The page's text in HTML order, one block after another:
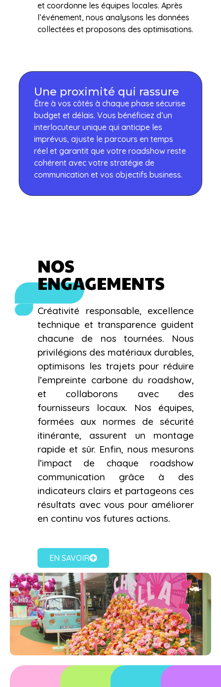
et coordonne les équipes locales. Après
l’événement, nous analysons les données
collectées et proposons des optimisations.
Une proximité qui rassure
Être à vos côtés à chaque phase sécurise
budget et délais. Vous bénéficiez d’un
interlocuteur unique qui anticipe les
imprévus, ajuste le parcours en temps
réel et garantit que votre roadshow reste
cohérent avec votre stratégie de
communication et vos objectifs business.
NOS
ENGAGEMENTS
Créativité responsable, excellence
technique et transparence guident
chacune de nos tournées. Nous
privilégions des matériaux durables,
optimisons les trajets pour réduire
l’empreinte carbone du roadshow,
et collaborons avec des
fournisseurs locaux. Nos équipes,
formées aux normes de sécurité
itinérante, assurent un montage
rapide et sûr. Enfin, nous mesurons
l’impact de chaque roadshow
communication grâce à des
indicateurs clairs et partageons ces
résultats avec vous pour améliorer
en continu vos futures actions.
EN SAVOIR
STRATÉGIE
STUDIO DE
FABRICATION